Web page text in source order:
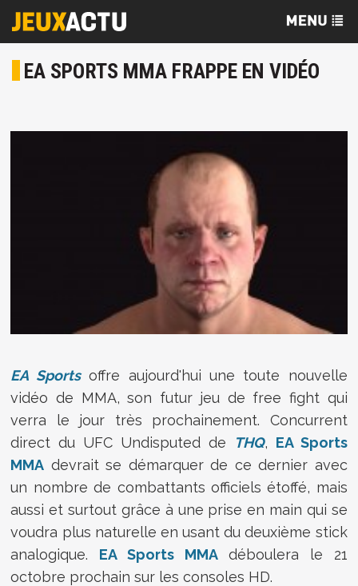
EA SPORTS MMA FRAPPE EN VIDÉO
EA Sportsoffre aujourd'hui une toute nouvelle
vidéo de MMA, son futur jeu de free fight qui
verra le jour très prochainement. Concurrent
direct du UFC Undisputed de
THQ, EA Sports
MMA devrait se démarquer de ce dernier avec
un nombre de combattants officiels étoffé, mais
aussi et surtout grâce à une prise en main qui se
voudra plus naturelle en usant du deuxième stick
analogique. EA Sports MMAdéboulera le 21
octobre prochain sur les consoles HD.